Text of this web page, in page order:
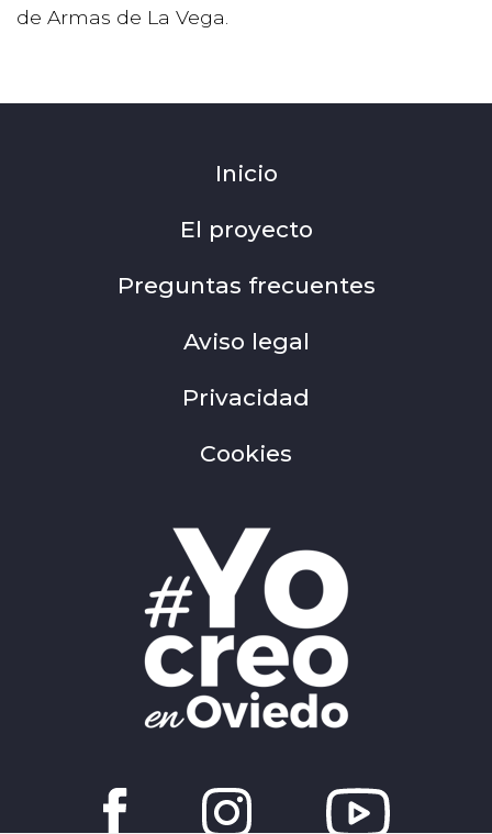
de Armas de La Vega.
Inicio
El proyecto
Preguntas frecuentes
Aviso legal
Privacidad
Cookies